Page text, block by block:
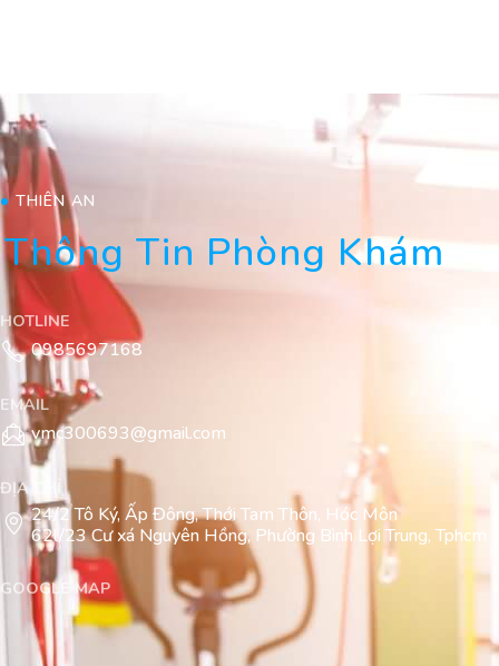
THIÊN AN
Thông Tin Phòng Khám
HOTLINE
0985697168
EMAIL
vmc300693@gmail.com
ĐỊA CHỈ
24/2 Tô Ký, Ấp Đông, Thới Tam Thôn, Hóc Môn
62l/23 Cư xá Nguyên Hồng, Phường Bình Lợi Trung, Tphcm
GOOGLE MAP